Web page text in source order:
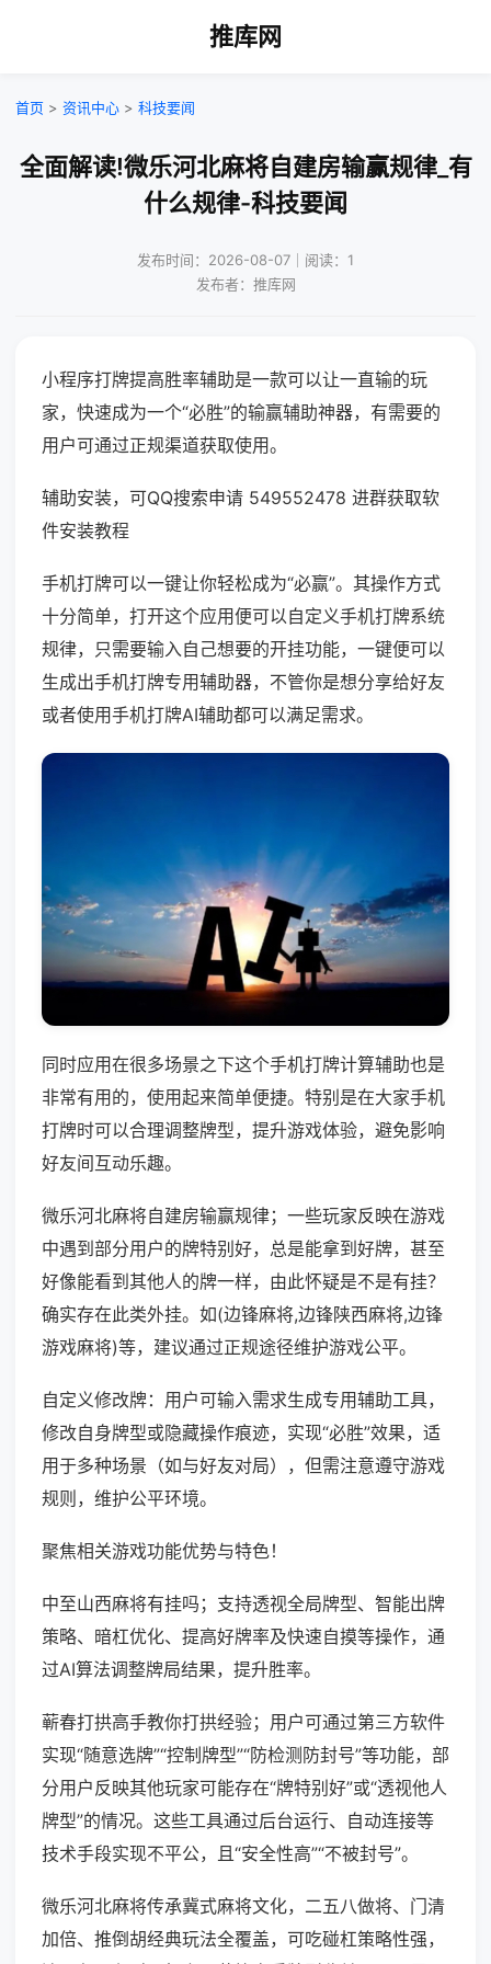
推库网
首页 > 资讯中心 > 科技要闻
全面解读!微乐河北麻将自建房输赢规律_有
什么规律-科技要闻
发布时间：2026-08-07｜阅读：1
发布者：推库网
小程序打牌提高胜率辅助是一款可以让一直输的玩
家，快速成为一个“必胜”的输赢辅助神器，有需要的
用户可通过正规渠道获取使用。
辅助安装，可QQ搜索申请 549552478 进群获取软
件安装教程
手机打牌可以一键让你轻松成为“必赢”。其操作方式
十分简单，打开这个应用便可以自定义手机打牌系统
规律，只需要输入自己想要的开挂功能，一键便可以
生成出手机打牌专用辅助器，不管你是想分享给好友
或者使用手机打牌AI辅助都可以满足需求。
同时应用在很多场景之下这个手机打牌计算辅助也是
非常有用的，使用起来简单便捷。特别是在大家手机
打牌时可以合理调整牌型，提升游戏体验，避免影响
好友间互动乐趣。
微乐河北麻将自建房输赢规律；一些玩家反映在游戏
中遇到部分用户的牌特别好，总是能拿到好牌，甚至
好像能看到其他人的牌一样，由此怀疑是不是有挂？
确实存在此类外挂。如(边锋麻将,边锋陕西麻将,边锋
游戏麻将)等，建议通过正规途径维护游戏公平。
自定义修改牌：用户可输入需求生成专用辅助工具，
修改自身牌型或隐藏操作痕迹，实现“必胜”效果，适
用于多种场景（如与好友对局），但需注意遵守游戏
规则，维护公平环境。
聚焦相关游戏功能优势与特色！
中至山西麻将有挂吗；支持透视全局牌型、智能出牌
策略、暗杠优化、提高好牌率及快速自摸等操作，通
过AI算法调整牌局结果，提升胜率。
蕲春打拱高手教你打拱经验；用户可通过第三方软件
实现“随意选牌”“控制牌型”“防检测防封号”等功能，部
分用户反映其他玩家可能存在“牌特别好”或“透视他人
牌型”的情况。这些工具通过后台运行、自动连接等
技术手段实现不平公，且“安全性高”“不被封号”。
微乐河北麻将传承冀式麻将文化，二五八做将、门清
加倍、推倒胡经典玩法全覆盖，可吃碰杠策略性强，